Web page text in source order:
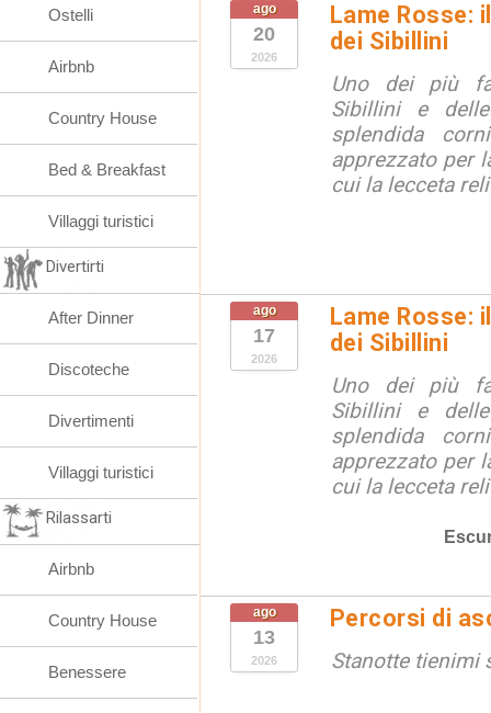
ago
20
2026
Lame Rosse:
dei Sibillini
Uno dei più
Sibillini e
splendida
apprezzato per
cui la lecceta
ago
17
2026
Lame Rosse:
dei Sibillini
Uno dei più
Sibillini e
splendida
apprezzato per
cui la lecceta
ago
13
2026
Percorsi di
Stanotte tienimi
Ostelli
Airbnb
Country House
Bed & Breakfast
Villaggi turistici
Divertirti
After Dinner
Discoteche
Divertimenti
Villaggi turistici
Rilassarti
Airbnb
Country House
Benessere